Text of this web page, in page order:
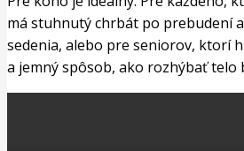
má stuhnutý chrbát po prebudení
sedenia, alebo pre seniorov, ktorí
a jemný spôsob, ako rozhýbať telo